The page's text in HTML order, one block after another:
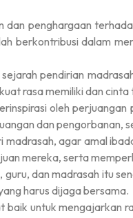
penghargaan
berkontribusi dalam
pendirian
rasa memiliki dan
oleh
dan pengorbanan,
agar amal
mereka, serta
dan madrasah itu
harus dijaga bersama.
untuk mengajarkan